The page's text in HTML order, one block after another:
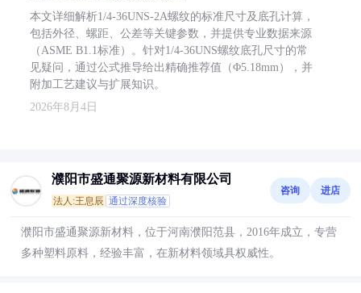
本文详细解析1/4-36UNS-2A螺纹的标准尺寸及底孔计算，
包括外径、螺距、公差等关键参数，并提供专业数据来源
（ASME B1.1标准）。针对1/4-36UNS螺纹底孔尺寸的常
见疑问，通过公式推导给出精确推荐值（Φ5.18mm），并
附加工艺建议与扩展知识。
2026年8月4日
濮阳市盛通聚源新材料有限公司
法人:王息辰 通过深度核验
咨询 进店
濮阳市盛通聚源新材料，位于河南濮阳范县，2016年成立，专营
多种塑料原料，经验丰富，在新材料领域具权威性。